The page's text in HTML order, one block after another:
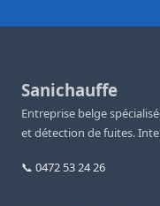
Sanichauffe
Entreprise belge
et détection de fuites.
📞 0472 53 24 26